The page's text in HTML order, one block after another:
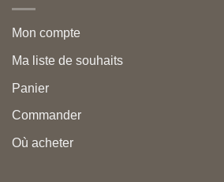
Mon compte
Ma liste de souhaits
Panier
Commander
Où acheter